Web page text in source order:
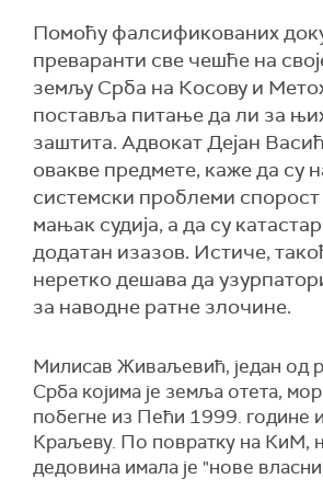
Помоћу фалсификованих
преваранти све чешће на
земљу Срба на Косову и
поставља питање да ли за
заштита. Адвокат Дејан
овакве предмете, каже да су
системски проблеми
мањак судија, а да су
додатан изазов. Истиче,
неретко дешава да
за наводне ратне злочине.
Милисав Живаљевић, један од
Срба којима је земља отета,
побегне из Пећи 1999. године
Краљеву. По повратку на КиМ,
дедовина имала је "нове